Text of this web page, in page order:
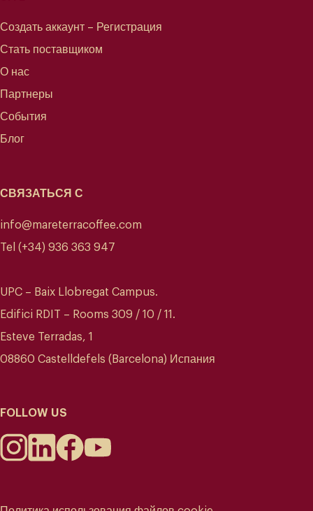
Создать аккаунт – Регистрация
Стать поставщиком
О нас
Партнеры
События
Блог
СВЯЗАТЬСЯ С
info@mareterracoffee.com
Tel (+34) 936 363 947
UPC – Baix Llobregat Campus.
Edifici RDIT – Rooms 309 / 10 / 11.
Esteve Terradas, 1
08860 Castelldefels (Barcelona) Испания
FOLLOW US